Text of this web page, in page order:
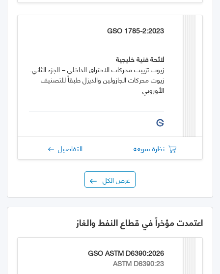
GSO 1785-2:2023
لائحة فنية خليجية
زيوت تزييت محركات الاحتراق الداخلي – الجزء الثاني:
زيوت محركات الجازولين والديزل طبقاً للتصنيف
الأوروبي
نظرة سريعة التفاصيل
عرض الكل
اعتمدت مؤخراً في قطاع النفط والغاز
GSO ASTM D6390:2026
ASTM D6390:23